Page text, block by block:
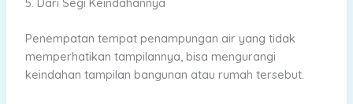
Penempatan tempat penampungan air yang tidak
memperhatikan tampilannya, bisa mengurangi
keindahan tampilan bangunan atau rumah tersebut.